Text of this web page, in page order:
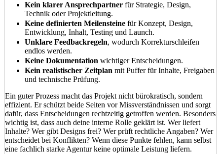
Kein klarer Ansprechpartner für Strategie, Design,
Technik oder Projektleitung.
Keine definierten Meilensteine für Konzept, Design,
Entwicklung, Inhalt, Testing und Launch.
Unklare Feedbackregeln, wodurch Korrekturschleifen
endlos werden.
Keine Dokumentation wichtiger Entscheidungen.
Kein realistischer Zeitplan mit Puffer für Inhalte, Freigaben
und technische Prüfung.
Ein guter Prozess macht das Projekt nicht bürokratisch, sondern
effizient. Er schützt beide Seiten vor Missverständnissen und sorgt
dafür, dass Entscheidungen rechtzeitig getroffen werden. Besonders
wichtig ist, dass auch deine interne Rolle geklärt ist. Wer liefert
Inhalte? Wer gibt Designs frei? Wer prüft rechtliche Angaben? Wer
entscheidet bei Konflikten? Wenn diese Punkte fehlen, kann selbst
eine fachlich starke Agentur keine optimale Leistung liefern.